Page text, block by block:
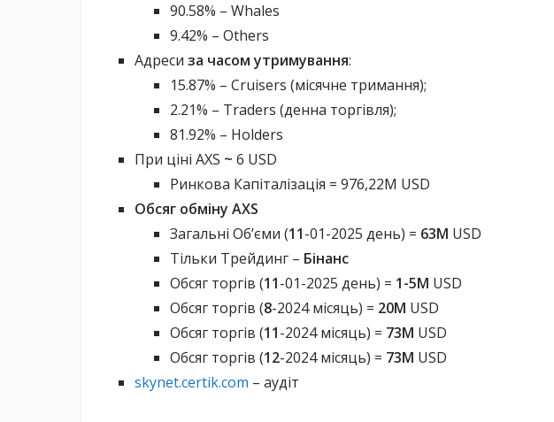
90.58% – Whales
9.42% – Others
Адреси за часом утримування:
15.87% – Cruisers (місячне тримання);
2.21% – Traders (денна торгівля);
81.92% – Holders
При ціні AXS ~ 6 USD
Ринкова Капіталізація = 976,22M USD
Обсяг обміну AXS
Загальні Об’єми (11-01-2025 день) = 63M USD
Тільки Трейдинг – Бінанс
Обсяг торгів (11-01-2025 день) = 1-5M USD
Обсяг торгів (8-2024 місяць) = 20M USD
Обсяг торгів (11-2024 місяць) = 73M USD
Обсяг торгів (12-2024 місяць) = 73M USD
skynet.certik.com – аудіт